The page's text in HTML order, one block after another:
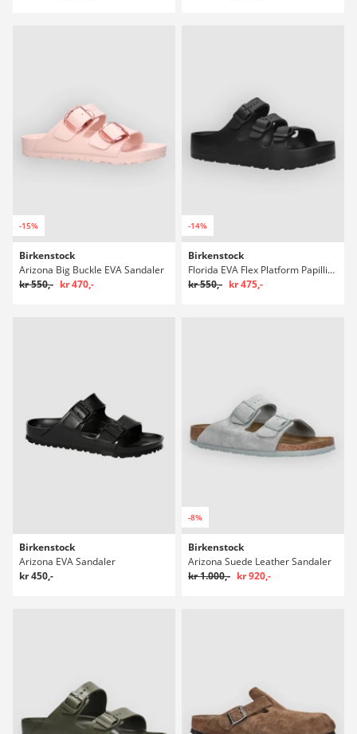
-15%
Birkenstock
Arizona Big Buckle EVA Sandaler
kr 550,- kr 470,-
-14%
Birkenstock
Florida EVA Flex Platform Papillio Sandaler
kr 550,- kr 475,-
Birkenstock
Arizona EVA Sandaler
kr 450,-
-8%
Birkenstock
Arizona Suede Leather Sandaler
kr 1.000,- kr 920,-